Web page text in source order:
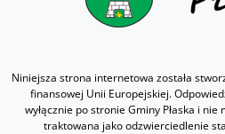
Niniejsza strona internetowa została
finansowej Unii Europejskiej.
wyłącznie po stronie Gminy Płaska i
traktowana jako odzwierciedlenie